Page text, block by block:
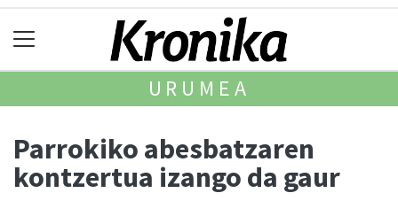
URUMEA
Parrokiko abesbatzaren
kontzertua izango da gaur